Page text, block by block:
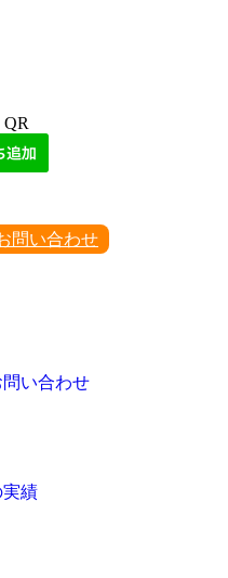
問い合わせ
い合わせ
績